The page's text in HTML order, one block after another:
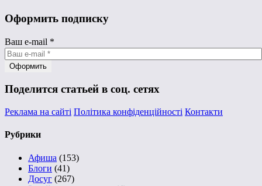
Оформить подписку
Ваш e-mail *
Поделится статьей в соц. сетях
Реклама на сайті Політика конфіденційності Контакти
Рубрики
Афиша (153)
Блоги (41)
Досуг (267)